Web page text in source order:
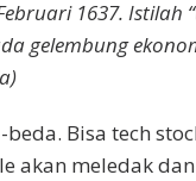
1637. Istilah
gelembung
Bisa tech
akan meledak